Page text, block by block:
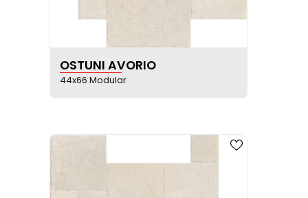
VER FICHA DEL PRODUCTO
OSTUNI AVORIO
44x66 Modular